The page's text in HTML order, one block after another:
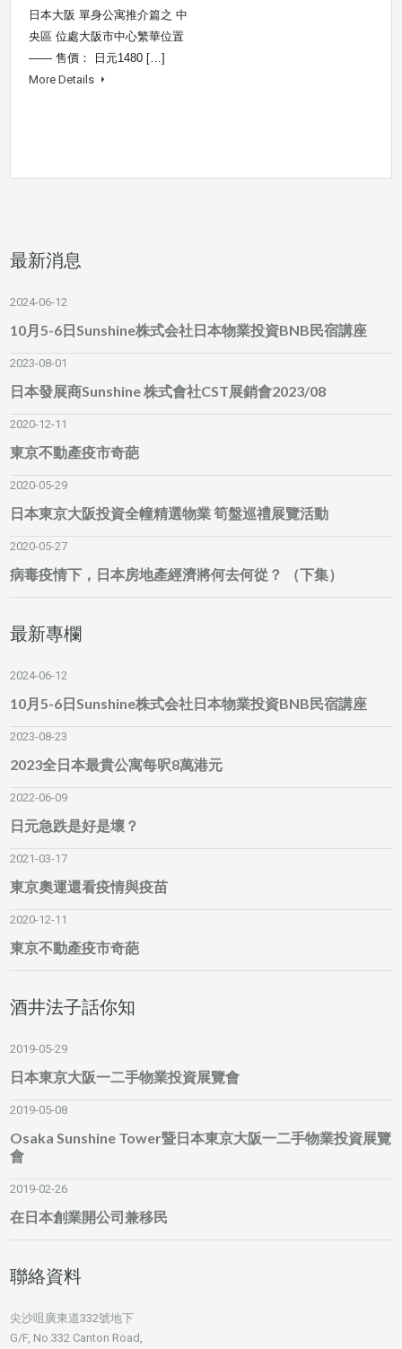
日本大阪 單身公寓推介篇之 中
央區 位處大阪市中心繁華位置
—— 售價： 日元1480 […]
More Details
最新消息
2024-06-12
10月5-6日Sunshine株式会社日本物業投資BNB民宿講座
2023-08-01
日本發展商Sunshine 株式會社CST展銷會2023/08
2020-12-11
東京不動產疫市奇葩
2020-05-29
日本東京大阪投資全幢精選物業 筍盤巡禮展覽活動
2020-05-27
病毒疫情下，日本房地產經濟將何去何從？ （下集）
最新專欄
2024-06-12
10月5-6日Sunshine株式会社日本物業投資BNB民宿講座
2023-08-23
2023全日本最貴公寓每呎8萬港元
2022-06-09
日元急跌是好是壞？
2021-03-17
東京奧運還看疫情與疫苗
2020-12-11
東京不動產疫市奇葩
酒井法子話你知
2019-05-29
日本東京大阪一二手物業投資展覽會
2019-05-08
Osaka Sunshine Tower暨日本東京大阪一二手物業投資展覽
會
2019-02-26
在日本創業開公司兼移民
聯絡資料
尖沙咀廣東道332號地下
G/F, No.332 Canton Road,